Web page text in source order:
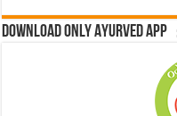
Download Only Ayurved App